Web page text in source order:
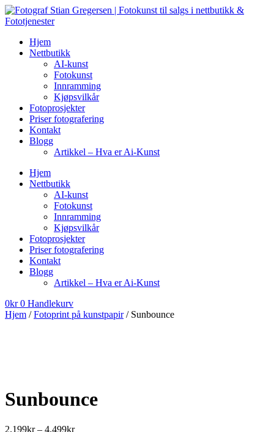
Skip
to
Hjem
Nettbutikk
AI-kunst
Fotokunst
Innramming
Kjøpsvilkår
Fotoprosjekter
Priser fotografering
Kontakt
Blogg
Artikkel – Hva er Ai-Kunst
Hjem
Nettbutikk
AI-kunst
Fotokunst
Innramming
Kjøpsvilkår
Fotoprosjekter
Priser fotografering
Kontakt
Blogg
Artikkel – Hva er Ai-Kunst
0kr 0 Handlekurv
Hjem /Fotoprint på kunstpapir/ Sunbounce
Sunbounce
2.199kr – 4.499krPrisområde: